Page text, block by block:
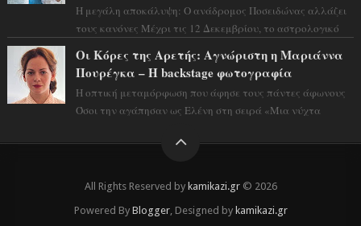
Η μεγάλη αποκάλυψη: Ο ανάδρομος Ποσειδώνας αλλάζει
τους κανόνες Μέχρι τις 12 Δεκεμβρίου, το αστρολογικό
Οι Κόρες της Αρετής: Αγνώριστη η Μαριάννα
Πουρέγκα – H backstage φωτογραφία
Η οπτική μεταμόρφωση που άφησε τους πάντες άφωνους
Όσοι την αγάπησαν ως Ελένη στη σειρά «Μια νύχτα
All Rights Reserved by kamikazi.gr© 2026
Powered By Blogger, Designed by kamikazi.gr